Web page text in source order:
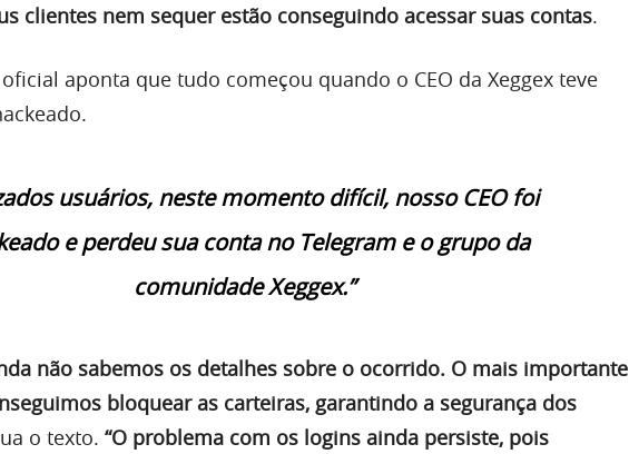
clientes nem sequer estão conseguindo acessar suas contas.
aponta que tudo começou quando o CEO da Xeggex teve
usuários, neste momento difícil, nosso CEO foi
e perdeu sua conta no Telegram e o grupo da
comunidade Xeggex.”
não sabemos os detalhes sobre o ocorrido. O mais importante
bloquear as carteiras, garantindo a segurança dos
o texto. “O problema com os logins ainda persiste, pois